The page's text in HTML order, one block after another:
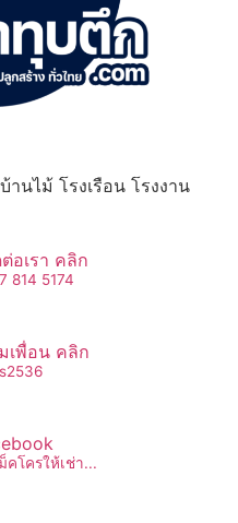
นไม้ โรงเรือน โรงงาน
อเรา คลิก
814 5174
เพื่อน คลิก
คโครให้เช่า...